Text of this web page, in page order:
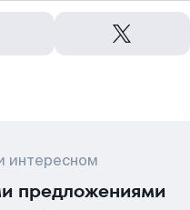
интересном
предложениями